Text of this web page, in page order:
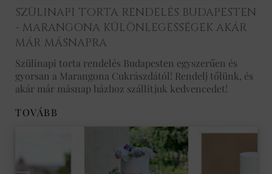
SZÜLINAPI TORTA RENDELÉS BUDAPESTEN
- MARANGONA KÜLÖNLEGESSÉGEK AKÁR
MÁR MÁSNAPRA
Szülinapi torta rendelés Budapesten egyszerűen és
gyorsan a Marangona Cukrászdától! Rendelj tőlünk, és
akár már másnap házhoz szállítjuk kedvencedet!
TOVÁBB